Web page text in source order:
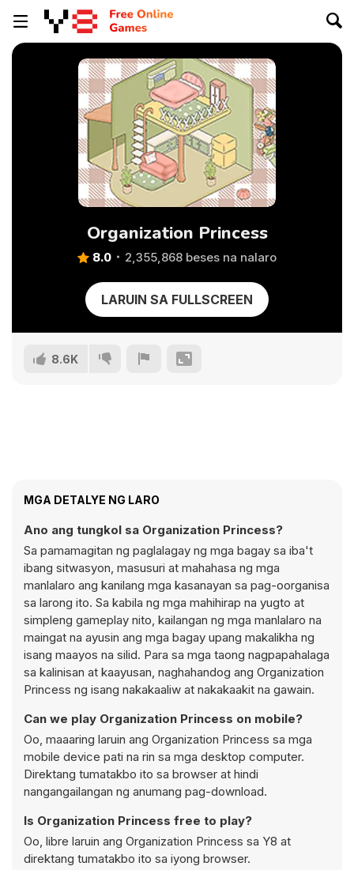
Organization Princess
8.0 2,355,868 beses na nalaro
LARUIN SA FULLSCREEN
8.6K
MGA DETALYE NG LARO
Ano ang tungkol sa Organization Princess?
Sa pamamagitan ng paglalagay ng mga bagay sa iba't
ibang sitwasyon, masusuri at mahahasa ng mga
manlalaro ang kanilang mga kasanayan sa pag-oorganisa
sa larong ito. Sa kabila ng mga mahihirap na yugto at
simpleng gameplay nito, kailangan ng mga manlalaro na
maingat na ayusin ang mga bagay upang makalikha ng
isang maayos na silid. Para sa mga taong nagpapahalaga
sa kalinisan at kaayusan, naghahandog ang Organization
Princess ng isang nakakaaliw at nakakaakit na gawain.
Can we play Organization Princess on mobile?
Oo, maaaring laruin ang Organization Princess sa mga
mobile device pati na rin sa mga desktop computer.
Direktang tumatakbo ito sa browser at hindi
nangangailangan ng anumang pag-download.
Is Organization Princess free to play?
Oo, libre laruin ang Organization Princess sa Y8 at
direktang tumatakbo ito sa iyong browser.